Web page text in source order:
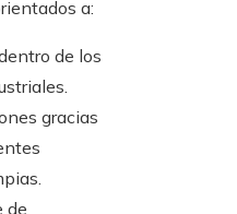
a:
de los
gracias
de